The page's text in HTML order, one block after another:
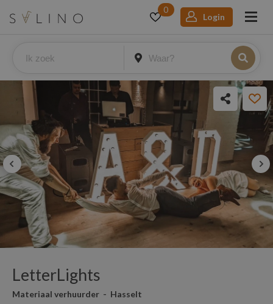
0
Login
LetterLights
Materiaal verhuurder - Hasselt